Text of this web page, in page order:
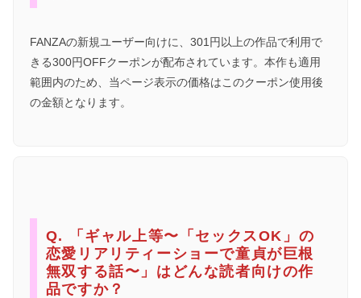
FANZAの新規ユーザー向けに、301円以上の作品で利用で
きる300円OFFクーポンが配布されています。本作も適用
範囲内のため、当ページ表示の価格はこのクーポン使用後
の金額となります。
Q. 「ギャル上等〜「セックスOK」の
恋愛リアリティーショーで童貞が巨根
無双する話〜」はどんな読者向けの作
品ですか？